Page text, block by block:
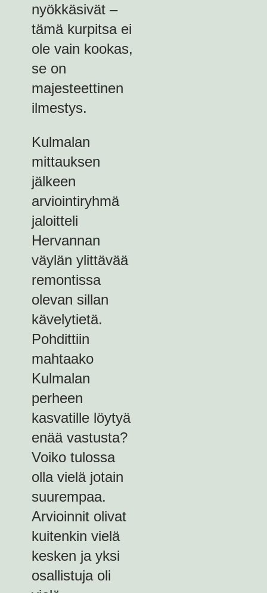
nyökkäsivät –
tämä kurpitsa ei
ole vain kookas,
se on
majesteettinen
ilmestys.
Kulmalan
mittauksen
jälkeen
arviointiryhmä
jaloitteli
Hervannan
väylän ylittävää
remontissa
olevan sillan
kävelytietä.
Pohdittiin
mahtaako
Kulmalan
perheen
kasvatille löytyä
enää vastusta?
Voiko tulossa
olla vielä jotain
suurempaa.
Arvioinnit olivat
kuitenkin vielä
kesken ja yksi
osallistuja oli